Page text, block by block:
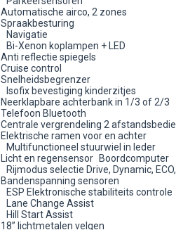
Automatische airco, 2 zones
Spraakbesturing
Navigatie
Bi-Xenon koplampen + LED
Anti reflectie spiegels
Cruise control
Snelheidsbegrenzer
Isofix bevestiging kinderzitjes
Neerklapbare achterbank in 1/3 of 2/3
Telefoon Bluetooth
Centrale vergrendeling 2
Elektrische ramen voor en achter
Multifunctioneel stuurwiel in leder
Licht en regensensor Boordcomputer
Rijmodus selectie Drive, Dynamic,
Bandenspanning sensoren
ESP Elektronische stabiliteits controle
Lane Change Assist
Hill Start Assist
18” lichtmetalen velgen